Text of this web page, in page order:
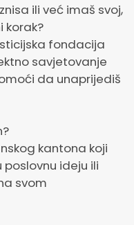
ili već imaš svoj,
korak?
fondacija
savjetovanje
da unaprijediš
kantona koji
poslovnu ideju ili
svom